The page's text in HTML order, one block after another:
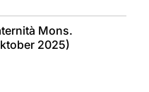
Mons.
2025)